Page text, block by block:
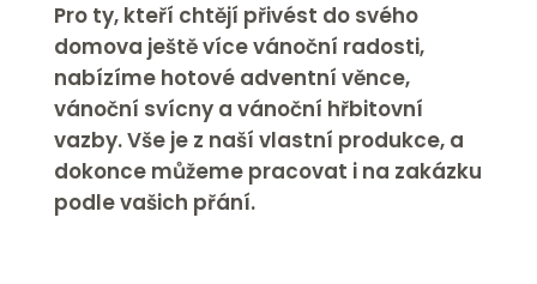
Pro ty, kteří chtějí přivést do svého
domova ještě více vánoční radosti,
nabízíme hotové adventní věnce,
vánoční svícny a vánoční hřbitovní
vazby. Vše je z naší vlastní produkce, a
dokonce můžeme pracovat i na zakázku
podle vašich přání.